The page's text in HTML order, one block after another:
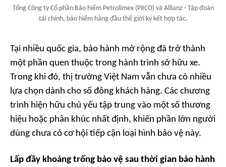
Tổng Công ty Cổ phần Bảo hiểm Petrolimex (PJICO) và Allianz - Tập đoàn
tài chính, bảo hiểm hàng đầu thế giới ký kết hợp tác.
Tại nhiều quốc gia, bảo hành mở rộng đã trở thành
một phần quen thuộc trong hành trình sở hữu xe.
Trong khi đó, thị trường Việt Nam vẫn chưa có nhiều
lựa chọn dành cho số đông khách hàng. Các chương
trình hiện hữu chủ yếu tập trung vào một số thương
hiệu hoặc phân khúc nhất định, khiến phần lớn người
dùng chưa có cơ hội tiếp cận loại hình bảo vệ này.
Lấp đầy khoảng trống bảo vệ sau thời gian bảo hành